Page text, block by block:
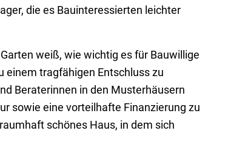
die es Bauinteressierten leichter
weiß, wie wichtig es für Bauwillige
einem tragfähigen Entschluss zu
Beraterinnen in den Musterhäusern
sowie eine vorteilhafte Finanzierung zu
schönes Haus, in dem sich